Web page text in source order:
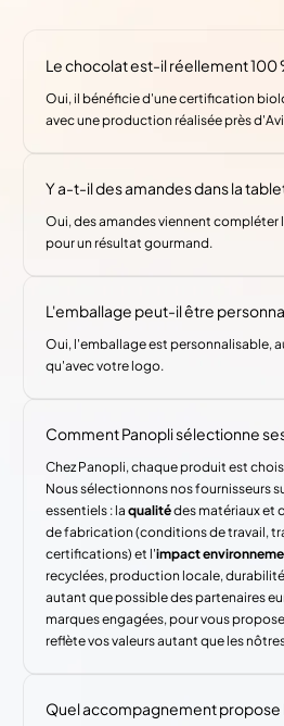
Le chocolat est-il réellement 100
Oui, il bénéficie d'une certification
avec une production réalisée près
Y a-t-il des amandes dans la
Oui, des amandes viennent compléter
pour un résultat gourmand.
L'emballage peut-il être
Oui, l'emballage est personnalisable,
qu'avec votre logo.
Comment Panopli sélectionne
Chez Panopli, chaque produit est
Nous sélectionnons nos fournisseurs
essentiels : laqualitédes matériaux et
de fabrication (conditions de travail,
certifications) et l'impact
recyclées, production locale,
autant que possible des partenaires
marques engagées, pour vous
reflète vos valeurs autant que les
Quel accompagnement propose